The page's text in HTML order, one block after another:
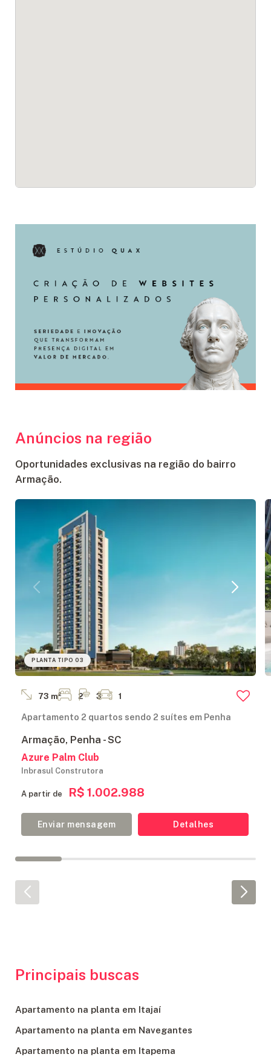
Anúncios na região
Oportunidades exclusivas na região do bairro
Armação.
PLANTA TIPO 03
73 m² 2 3 1
Apartamento 2 quartos sendo 2 suítes em Penha
Armação, Penha - SC
Azure Palm Club
Inbrasul Construtora
A partir de R$ 1.002.988
Enviar mensagem Detalhes
Principais buscas
Apartamento na planta em Itajaí
Apartamento na planta em Navegantes
Apartamento na planta em Itapema